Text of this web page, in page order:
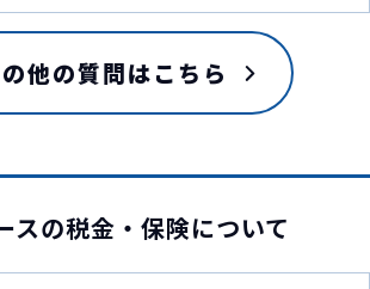
他の質問はこちら
スの税金・保険について